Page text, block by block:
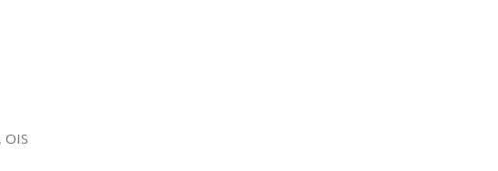
OIS